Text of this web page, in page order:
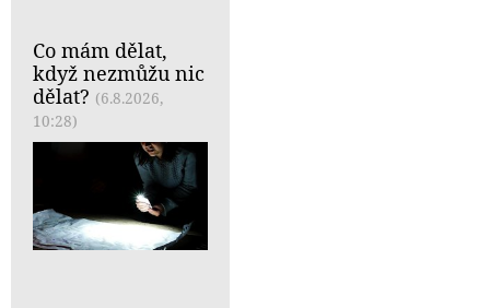
Co mám dělat,
když nezmůžu nic
dělat? (6.8.2026,
10:28)